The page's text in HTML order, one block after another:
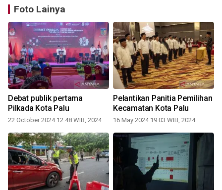
Foto Lainya
Debat publik pertama
Pilkada Kota Palu
22 October 2024 12:48 WIB, 2024
Pelantikan Panitia Pemilihan
Kecamatan Kota Palu
16 May 2024 19:03 WIB, 2024